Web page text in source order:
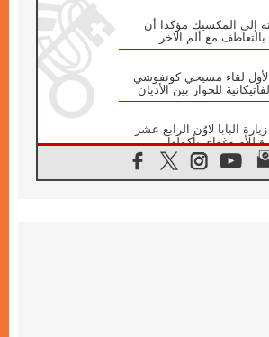
إلى المكسيك مؤكدا أن
مع ألم الآخر
لقاء مسيحي كونفوشي
للحوار بين الأديان
البابا لاوُن الرابع عشر
بأكملها
الزيارة الرسولية للبابا لاوُن